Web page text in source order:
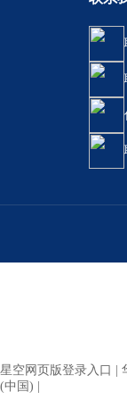
星空网页版登录入口
(中国)